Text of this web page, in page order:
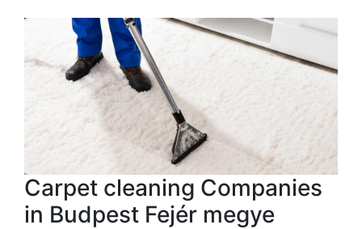
Carpet cleaning Companies
in Budpest Fejér megye